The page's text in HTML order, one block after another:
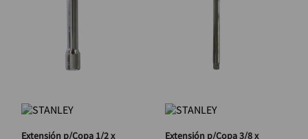
Extensión p/Copa 1/2 x Extensión p/Copa 3/8 x